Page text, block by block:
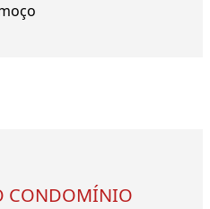
CONDOMÍNIO